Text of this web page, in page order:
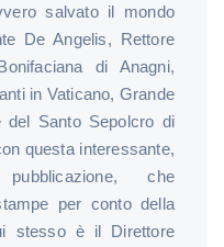
salvato il mondo
De Angelis, Rettore
di Anagni,
in Vaticano, Grande
del Santo Sepolcro di
questa interessante,
che
per conto della
stesso è il Direttore